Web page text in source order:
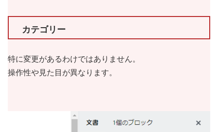
カテゴリー
特に変更があるわけではありません。
操作性や見た目が異なります。